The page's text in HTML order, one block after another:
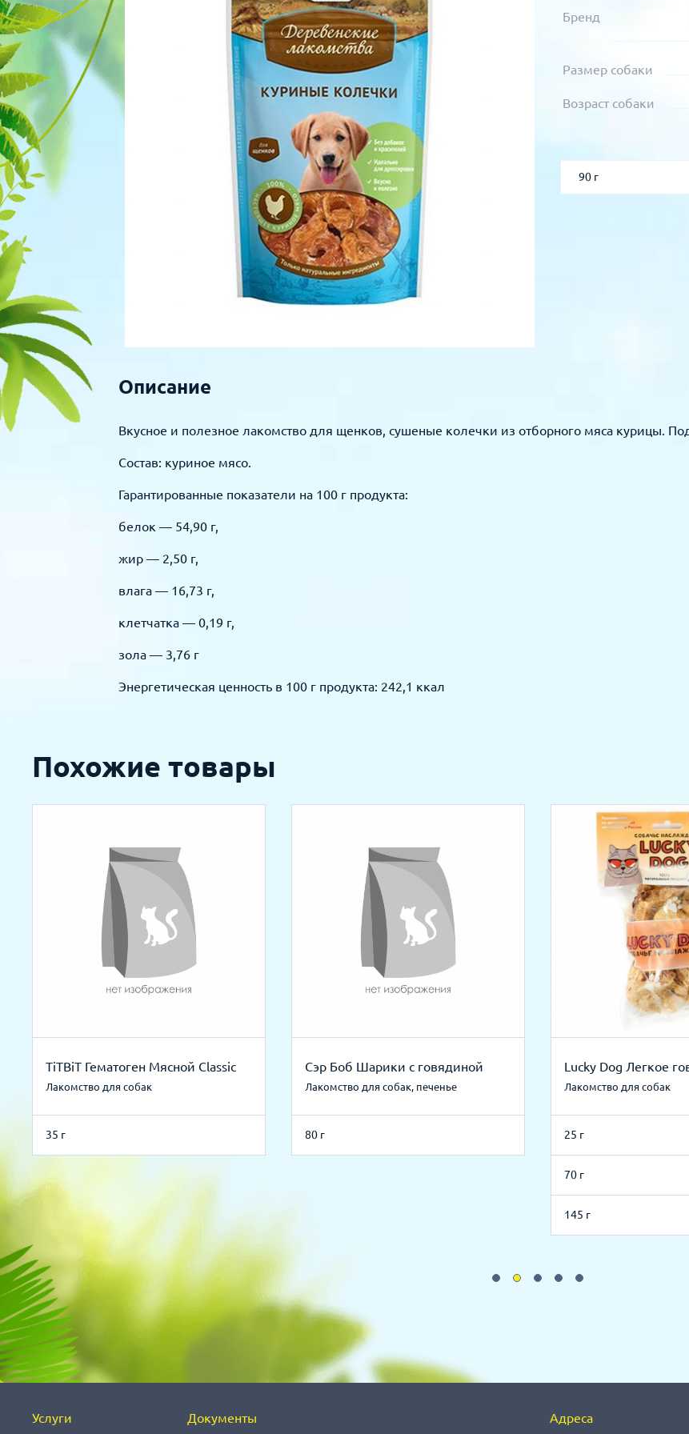
Для рыбок
Для рептилий
Процедуры
Обследование
Лаборатория
Хирургия
Стоматология
Бренд
Размер собаки
Возраст собаки
90 г
Описание
Вкусное и полезное лакомство для щенков, сушеные колечки из отборного мяса курицы.
Состав: куриное мясо.
Гарантированные показатели на 100 г продукта:
белок — 54,90 г,
жир — 2,50 г,
влага — 16,73 г,
клетчатка — 0,19 г,
зола — 3,76 г
Энергетическая ценность в 100 г продукта: 242,1 ккал
Похожие товары
TiTBiT Гематоген Мясной Classic
Лакомство для собак
35 г
Сэр Боб Шарики с говядиной
Лакомство для собак, печенье
80 г
Lucky Dog Легкое
Лакомство для собак
25 г
70 г
145 г
Услуги Документы Адреса